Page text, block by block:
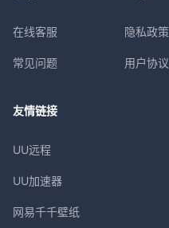
在线客服
常见问题
隐私政策
用户协议
友情链接
UU远程
UU加速器
网易千千壁纸